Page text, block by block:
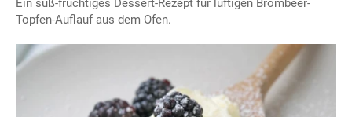
Ein süß-fruchtiges Dessert-Rezept für luftigen Brombeer-
Topfen-Auflauf aus dem Ofen.